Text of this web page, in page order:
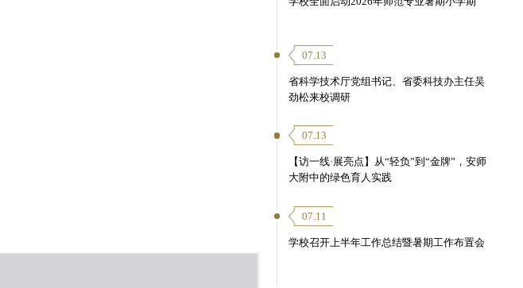
07.13
省科学技术厅党组书记、省委科技办主任吴
劲松来校调研
07.13
【访一线·展亮点】从“轻负”到“金牌”，安师
大附中的绿色育人实践
07.11
学校召开上半年工作总结暨暑期工作布置会